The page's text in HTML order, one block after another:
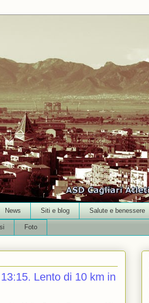
News Siti e blog Salute e benessere
Foto
Lento di 10 km in